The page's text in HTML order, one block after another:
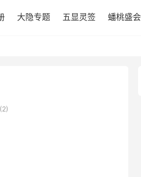
大隐专题 五显灵签 蟠桃盛会
2)